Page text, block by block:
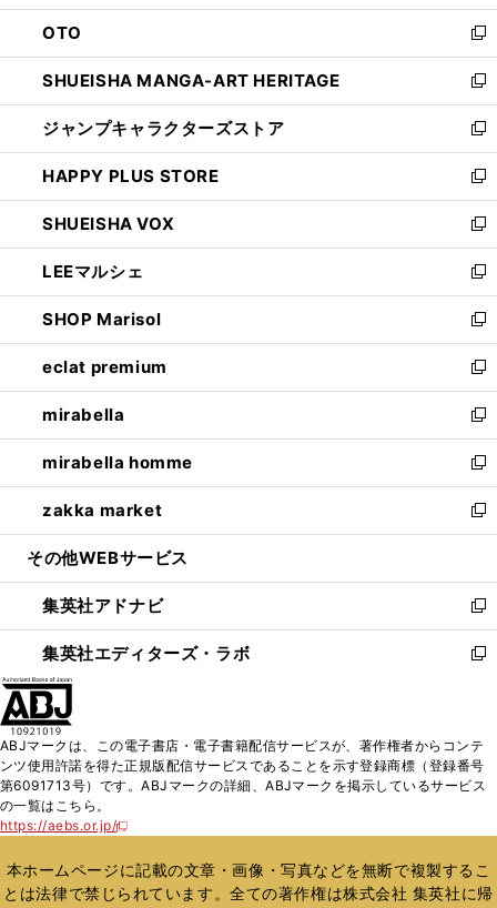
ウ
で
開
く
ン
ド
ウ
で
開
く
OTO
新
し
い
ウ
ィ
ン
ド
ウ
で
開
く
SHUEISHA MANGA-ART HERITAGE
新
し
い
ウ
ィ
ン
ド
ウ
で
開
く
ジャンプキャラクターズストア
新
し
い
ウ
ィ
ン
ド
ウ
で
開
く
HAPPY PLUS STORE
新
し
い
ウ
ィ
ン
ド
ウ
で
開
く
SHUEISHA VOX
新
し
い
ウ
ィ
ン
ド
ウ
で
開
く
LEEマルシェ
新
し
い
ウ
ィ
ン
ド
ウ
で
開
く
SHOP Marisol
新
し
い
ウ
ィ
ン
ド
ウ
で
開
eclat premium
新
し
い
ウ
ィ
ン
ド
ウ
開
く
mirabella
新
し
い
ウ
ィ
ン
ウ
で
開
く
mirabella homme
新
し
い
ウ
ン
ド
ウ
で
zakka market
新
し
ウ
ィ
ン
ド
く
その他WEBサービス
集英社アドナビ
新
し
い
ド
ウ
で
集英社エディターズ・ラボ
新
ィ
ン
ド
開
く
ABJマークは、この電子書店・電子書籍配信サービスが、著作権者からコンテ
ンツ使用許諾を得た正規版配信サービスであることを示す登録商標（登録番号
第6091713号）です。ABJマークの詳細、ABJマークを掲示しているサービス
の一覧はこちら。
https://aebs.or.jp/
新
い
ウ
ィ
本ホームページに記載の文章・画像・写真などを無断で複製するこ
とは法律で禁じられています。全ての著作権は株式会社 集英社に帰